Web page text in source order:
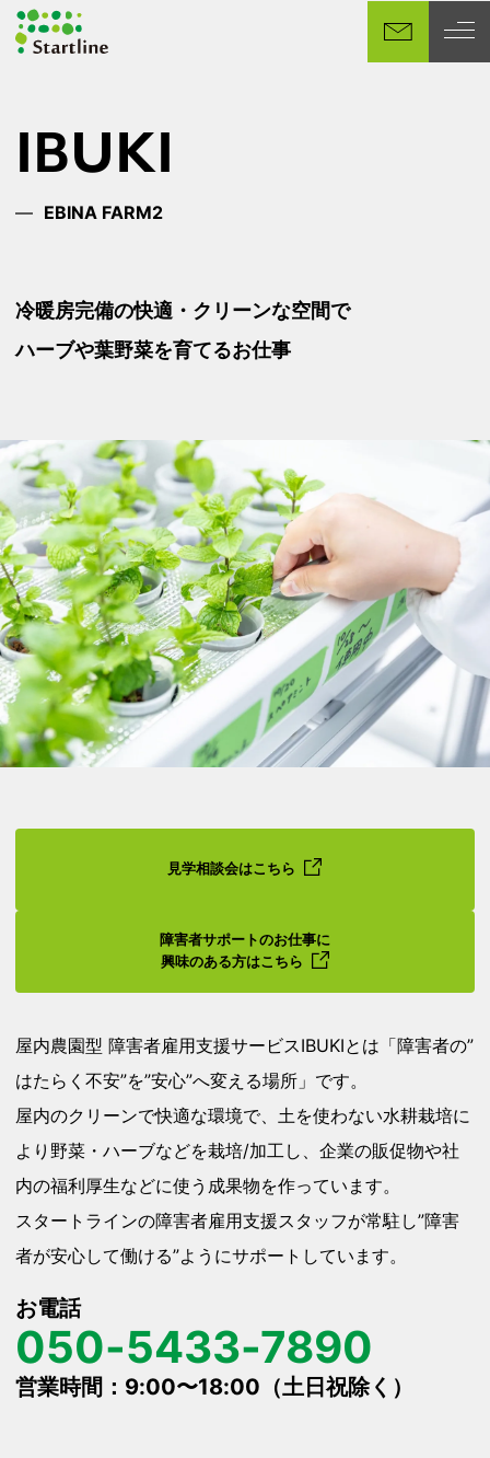
イ
IBUKI
EBINA FARM2
冷暖房完備の快適・クリーンな空間で
ハーブや葉野菜を育てるお仕事
屋内農園型 障害者雇用支援サービスIBUKIとは「障害者の”
はたらく不安”を”安心”へ変える場所」です。
屋内のクリーンで快適な環境で、土を使わない水耕栽培に
より野菜・ハーブなどを栽培/加工し、企業の販促物や社
内の福利厚生などに使う成果物を作っています。
スタートラインの障害者雇用支援スタッフが常駐し”障害
者が安心して働ける”ようにサポートしています。
お電話
050-5433-7890
営業時間：9:00〜18:00（土日祝除く）
見学相談会はこちら
障害者サポートのお仕事に
興味のある方はこちら